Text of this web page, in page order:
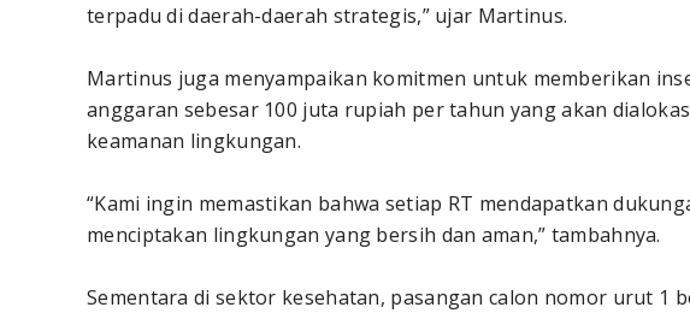
terpadu di daerah-daerah strategis,” ujar Martinus.
Martinus juga menyampaikan komitmen untuk memberikan
anggaran sebesar 100 juta rupiah per tahun yang akan
keamanan lingkungan.
“Kami ingin memastikan bahwa setiap RT mendapatkan
menciptakan lingkungan yang bersih dan aman,” tambahnya.
Sementara di sektor kesehatan, pasangan calon nomor urut 1